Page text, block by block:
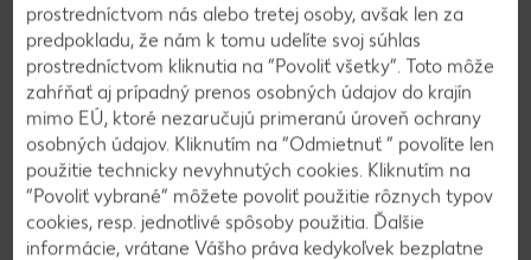
Chceš sa vyhrať so selfie alebo fotkou? S pestrými
doplnkami vyčaruješ kreatívne fotografické dielo.
Hip&Hopps_Veľkostná tabuľka (0.8 MB)
prostredníctvom nás alebo tretej osoby, avšak len za
predpokladu, že nám k tomu udelíte svoj súhlas
prostredníctvom kliknutia na “Povoliť všetky”. Toto môže
zahŕňať aj prípadný prenos osobných údajov do krajín
mimo EÚ, ktoré nezaručujú primeranú úroveň ochrany
osobných údajov. Kliknutím na “Odmietnuť ” povolíte len
použitie technicky nevyhnutých cookies. Kliknutím na
“Povoliť vybrané” môžete povoliť použitie rôznych typov
cookies, resp. jednotlivé spôsoby použitia. Ďalšie
informácie, vrátane Vášho práva kedykoľvek bezplatne